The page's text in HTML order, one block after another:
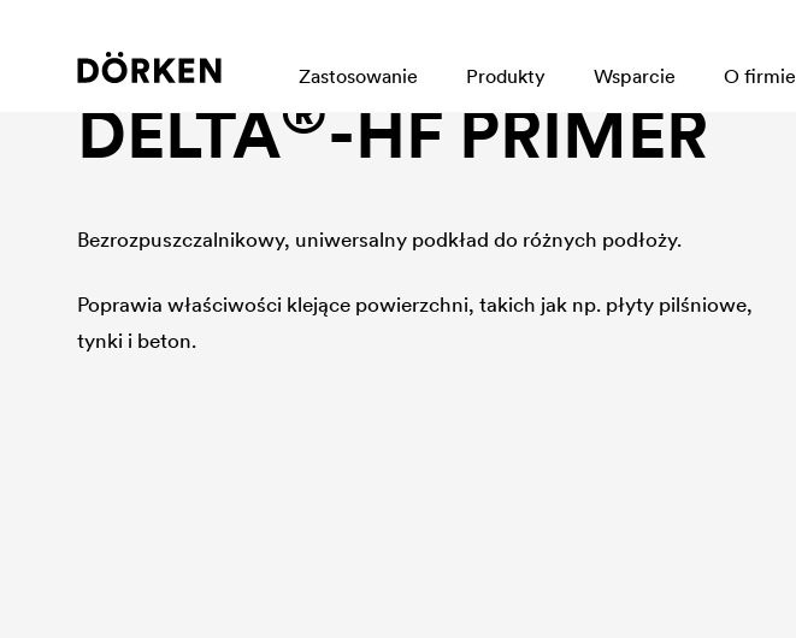
Zastosowanie Produkty Wsparcie O firmie
Program klejenia
DELTA®-HF PRIMER
Bezrozpuszczalnikowy, uniwersalny podkład do różnych podłoży.
Poprawia właściwości klejące powierzchni, takich jak np. płyty pilśniowe,
tynki i beton.